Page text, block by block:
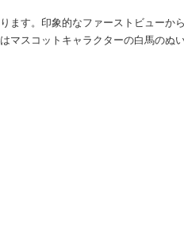
ます。印象的なファーストビュー
マスコットキャラクターの白馬のぬ